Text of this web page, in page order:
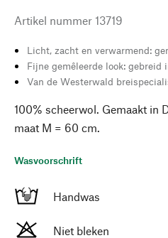
Artikel nummer 13719
Licht, zacht en verwarmend:
Fijne gemêleerde look:
Van de Westerwald
100% scheerwol. Gemaakt in
maat M = 60 cm.
Wasvoorschrift
Handwas
Niet bleken